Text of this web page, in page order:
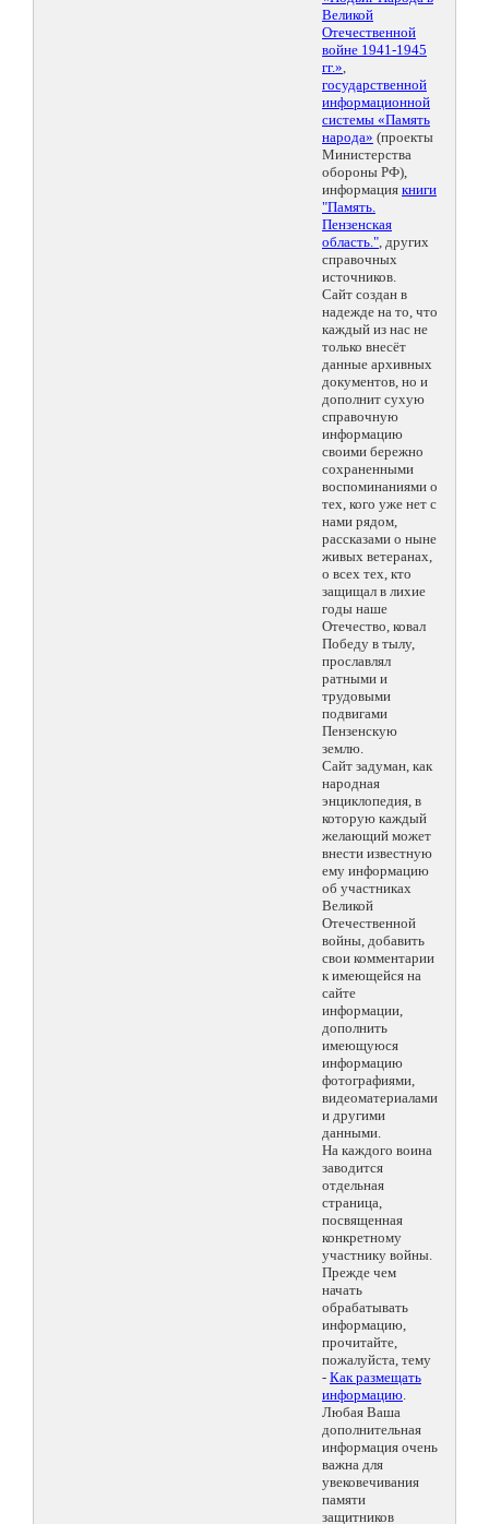
Великой
Отечественной
войне 1941-1945
гг.»,
государственной
информационной
системы «Память
народа» (проекты
Министерства
обороны РФ),
информация книги
"Память.
Пензенская
область.", других
справочных
источников.
Сайт создан в
надежде на то, что
каждый из нас не
только внесёт
данные архивных
документов, но и
дополнит сухую
справочную
информацию
своими бережно
сохраненными
воспоминаниями о
тех, кого уже нет с
нами рядом,
рассказами о ныне
живых ветеранах,
о всех тех, кто
защищал в лихие
годы наше
Отечество, ковал
Победу в тылу,
прославлял
ратными и
трудовыми
подвигами
Пензенскую
землю.
Сайт задуман, как
народная
энциклопедия, в
которую каждый
желающий может
внести известную
ему информацию
об участниках
Великой
Отечественной
войны, добавить
свои комментарии
к имеющейся на
сайте
информации,
дополнить
имеющуюся
информацию
фотографиями,
видеоматериалами
и другими
данными.
На каждого воина
заводится
отдельная
страница,
посвященная
конкретному
участнику войны.
Прежде чем
начать
обрабатывать
информацию,
прочитайте,
пожалуйста, тему
- Как размещать
информацию.
Любая Ваша
дополнительная
информация очень
важна для
увековечивания
памяти
защитников